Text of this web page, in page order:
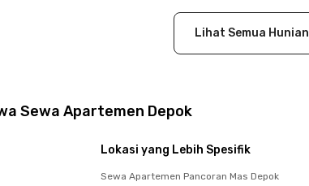
Lihat Semua Hunian
Sewa Apartemen Depok
Lokasi yang Lebih Spesifik
Sewa Apartemen Pancoran Mas Depok